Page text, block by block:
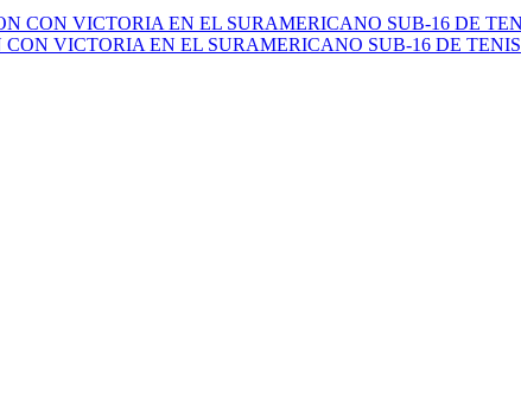
VICTORIA EN EL SURAMERICANO SUB-16 DE TENIS